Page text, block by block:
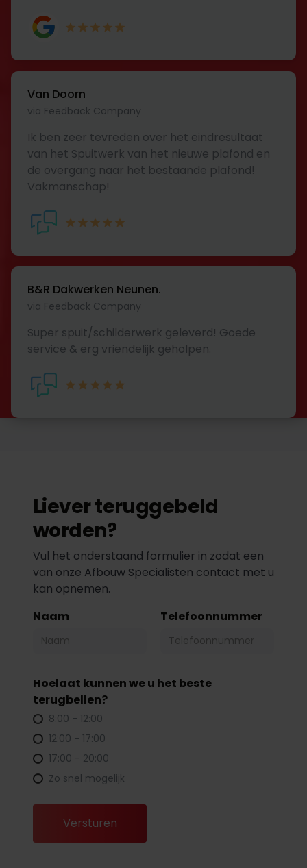
Van Doorn
via Feedback Company
Ik ben zeer tevreden over het eindresultaat
van het Spuitwerk van het nieuwe plafond en
de overgang naar het bestaande plafond!
Vakmanschap!
B&R Dakwerken Neunen.
via Feedback Company
Super spuit/schilderwerk geleverd! Goede
service & erg vriendelijk geholpen.
Liever teruggebeld
worden?
Vul het onderstaand formulier in zodat een
van onze Afbouw Specialisten contact met u
kan opnemen.
Naam
Telefoonnummer
Hoelaat kunnen we u het beste
terugbellen?
8:00 - 12:00
12:00 - 17:00
17:00 - 20:00
Zo snel mogelijk